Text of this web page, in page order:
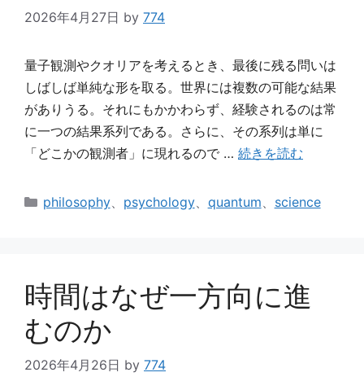
2026年4月27日 by 774
量子観測やクオリアを考えるとき、最後に残る問いは
しばしば単純な形を取る。世界には複数の可能な結果
がありうる。それにもかかわらず、経験されるのは常
に一つの結果系列である。さらに、その系列は単に
「どこかの観測者」に現れるので … 続きを読む
カ
philosophy、 psychology、 quantum、 science
時間はなぜ一方向に進
むのか
2026年4月26日 by 774